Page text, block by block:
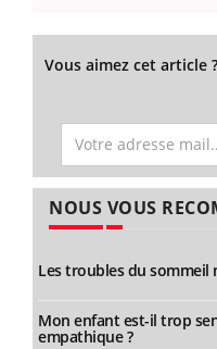
Vous aimez cet article
NOUS VOUS
Les troubles du
Mon enfant est-il trop
empathique ?